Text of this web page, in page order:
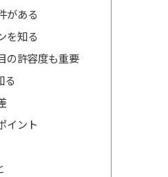
がある
を知る
の許容度も重要
る
イント